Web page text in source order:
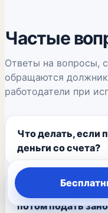
Частые
Ответы на вопросы,
обращаются
работодатели при
Что делать, если
деньги со счета?
Можно ли забрать
потом подать